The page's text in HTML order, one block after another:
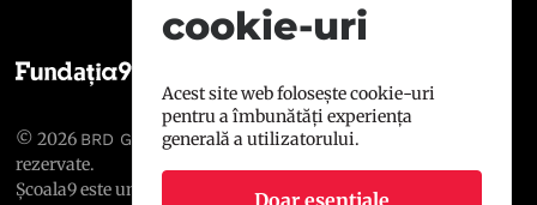
© 2026 BRD GROUPE SOCIÉTÉ GÉNÉRALE
rezervate.
Școala9 este un proiect susținut de
BRD GROUPE SOCIÉTÉ
cookie-uri
Acest site web folosește cookie-uri
pentru a îmbunătăți experiența
generală a utilizatorului.